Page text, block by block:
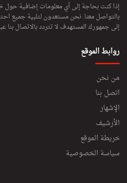
إذا كنت بحاجة إلى أي معلومات إضافية حول
بالتواصل معنا. نحن مستعدون لتلبية جميع
إلى جمهورك المستهدف لا تتردد بالاتصال بنا
روابط الموقع
من نحن
اتصل بنا
الإشهار
الأرشيف
خريطة الموقع
سياسة الخصوصية